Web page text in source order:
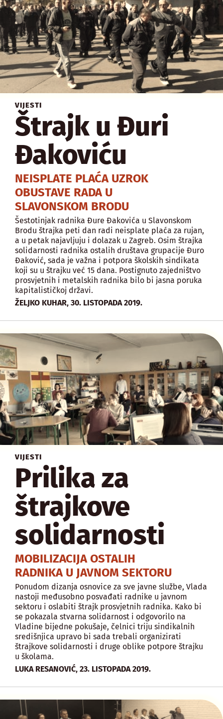
VIJESTI
Štrajk u Đuri
Đakoviću
NEISPLATE PLAĆA UZROK
OBUSTAVE RADA U
SLAVONSKOM BRODU
Šestotinjak radnika Đure Đakovića u Slavonskom
Brodu štrajka peti dan radi neisplate plaća za rujan,
a u petak najavljuju i dolazak u Zagreb. Osim štrajka
solidarnosti radnika ostalih društava grupacije Đuro
Đaković, sada je važna i potpora školskih sindikata
koji su u štrajku već 15 dana. Postignuto zajedništvo
prosvjetnih i metalskih radnika bilo bi jasna poruka
kapitalističkoj državi.
ŽELJKO KUHAR, 30. LISTOPADA 2019.
VIJESTI
Prilika za
štrajkove
solidarnosti
MOBILIZACIJA OSTALIH
RADNIKA U JAVNOM SEKTORU
Ponudom dizanja osnovice za sve javne službe, Vlada
nastoji međusobno posvađati radnike u javnom
sektoru i oslabiti štrajk prosvjetnih radnika. Kako bi
se pokazala stvarna solidarnost i odgovorilo na
Vladine bijedne pokušaje, čelnici triju sindikalnih
središnjica upravo bi sada trebali organizirati
štrajkove solidarnosti i druge oblike potpore štrajku
u školama.
LUKA RESANOVIĆ, 23. LISTOPADA 2019.